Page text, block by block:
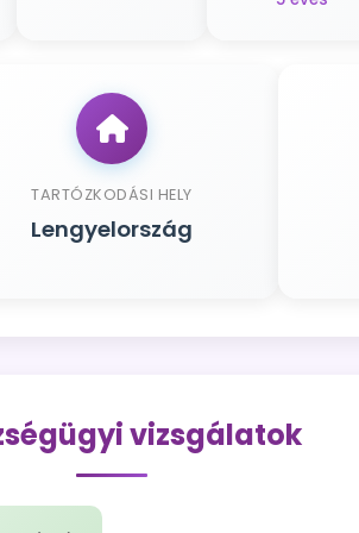
TARTÓZKODÁSI HELY
Lengyelország
vizsgálatok